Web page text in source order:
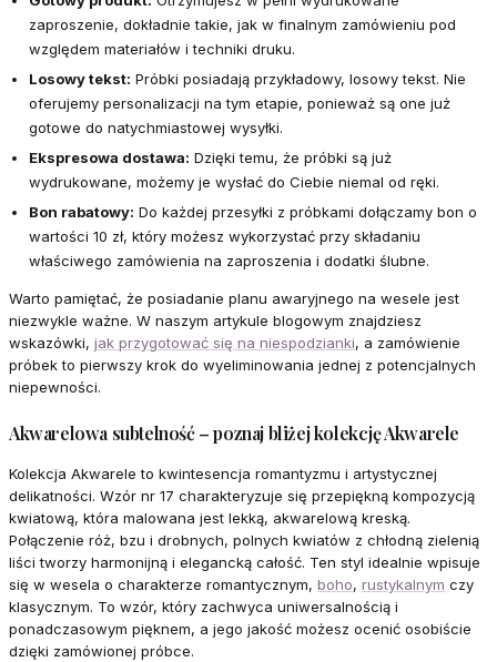
zaproszenie, dokładnie takie, jak w finalnym zamówieniu pod
względem materiałów i techniki druku.
Losowy tekst: Próbki posiadają przykładowy, losowy tekst. Nie
oferujemy personalizacji na tym etapie, ponieważ są one już
gotowe do natychmiastowej wysyłki.
Ekspresowa dostawa: Dzięki temu, że próbki są już
wydrukowane, możemy je wysłać do Ciebie niemal od ręki.
Bon rabatowy: Do każdej przesyłki z próbkami dołączamy bon o
wartości 10 zł, który możesz wykorzystać przy składaniu
właściwego zamówienia na zaproszenia i dodatki ślubne.
Warto pamiętać, że posiadanie planu awaryjnego na wesele jest
niezwykle ważne. W naszym artykule blogowym znajdziesz
wskazówki, jak przygotować się na niespodzianki, a zamówienie
próbek to pierwszy krok do wyeliminowania jednej z potencjalnych
niepewności.
Akwarelowa subtelność – poznaj bliżej kolekcję Akwarele
Kolekcja Akwarele to kwintesencja romantyzmu i artystycznej
delikatności. Wzór nr 17 charakteryzuje się przepiękną kompozycją
kwiatową, która malowana jest lekką, akwarelową kreską.
Połączenie róż, bzu i drobnych, polnych kwiatów z chłodną zielenią
liści tworzy harmonijną i elegancką całość. Ten styl idealnie wpisuje
się w wesela o charakterze romantycznym, boho, rustykalnym czy
klasycznym. To wzór, który zachwyca uniwersalnością i
ponadczasowym pięknem, a jego jakość możesz ocenić osobiście
dzięki zamówionej próbce.